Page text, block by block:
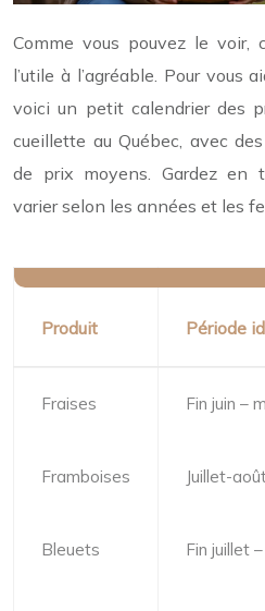
Comme vous pouvez le voir,
l’utile à l’agréable. Pour vous
voici un petit calendrier des
cueillette au Québec, avec
de prix moyens. Gardez en
varier selon les années et les
Produit Période
Fraises Fin juin –
Framboises Juillet-
Bleuets Fin juillet